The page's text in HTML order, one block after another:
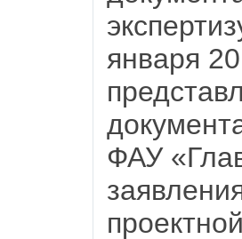
января
ФАУ